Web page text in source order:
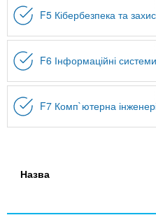
F5 Кібербезпека та
F6 Інформаційні системи
F7 Комп`ютерна
Назва